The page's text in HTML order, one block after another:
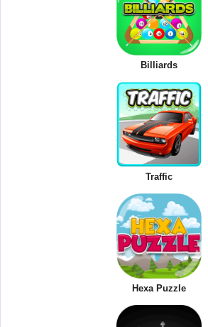
Billiards
Traffic
Hexa Puzzle